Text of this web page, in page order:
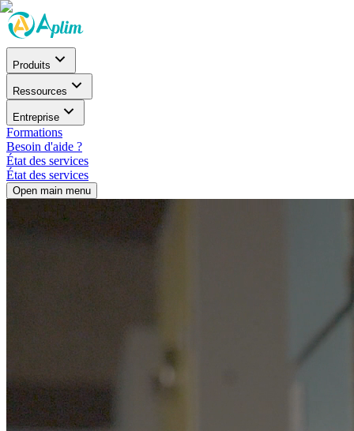
Produits
Ressources
Entreprise
Formations
Besoin d'aide ?
État des services
État des services
Open main menu